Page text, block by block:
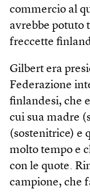
commercio al
avrebbe potuto
freccette
Gilbert era
Federazione
finlandesi, che
cui sua madre
(sostenitrice) e
molto tempo e
con le quote.
campione, che